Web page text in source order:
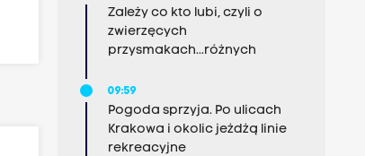
Zależy co kto lubi, czyli o
zwierzęcych
przysmakach...różnych
09:59
Pogoda sprzyja. Po ulicach
Krakowa i okolic jeżdżą linie
rekreacyjne